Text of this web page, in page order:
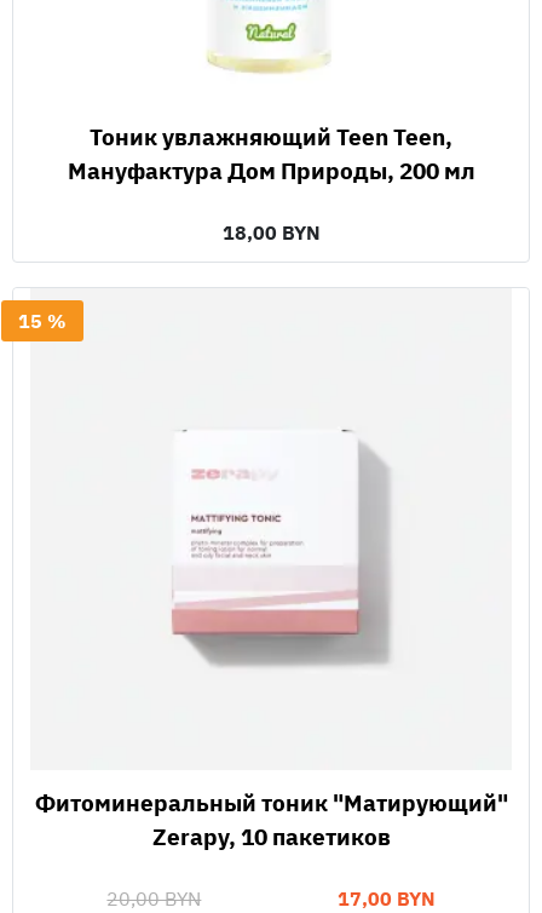
Тоник увлажняющий Teen Teen,
Мануфактура Дом Природы, 200 мл
18,00 BYN
15 %
Фитоминеральный тоник "Матирующий"
Zerapy, 10 пакетиков
20,00 BYN 17,00 BYN